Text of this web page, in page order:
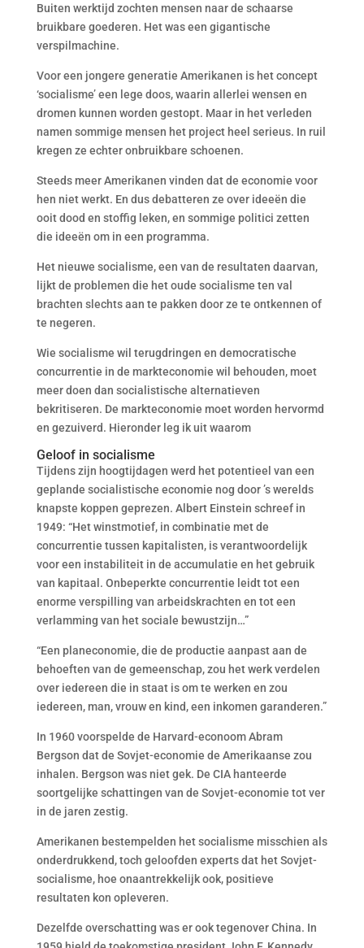
Buiten werktijd zochten mensen naar de schaarse
bruikbare goederen. Het was een gigantische
verspilmachine.
Voor een jongere generatie Amerikanen is het concept
‘socialisme’ een lege doos, waarin allerlei wensen en
dromen kunnen worden gestopt. Maar in het verleden
namen sommige mensen het project heel serieus. In ruil
kregen ze echter onbruikbare schoenen.
Steeds meer Amerikanen vinden dat de economie voor
hen niet werkt. En dus debatteren ze over ideeën die
ooit dood en stoffig leken, en sommige politici zetten
die ideeën om in een programma.
Het nieuwe socialisme, een van de resultaten daarvan,
lijkt de problemen die het oude socialisme ten val
brachten slechts aan te pakken door ze te ontkennen of
te negeren.
Wie socialisme wil terugdringen en democratische
concurrentie in de markteconomie wil behouden, moet
meer doen dan socialistische alternatieven
bekritiseren. De markteconomie moet worden hervormd
en gezuiverd. Hieronder leg ik uit waarom
Geloof in socialisme
Tijdens zijn hoogtijdagen werd het potentieel van een
geplande socialistische economie nog door ’s werelds
knapste koppen geprezen. Albert Einstein schreef in
1949: “Het winstmotief, in combinatie met de
concurrentie tussen kapitalisten, is verantwoordelijk
voor een instabiliteit in de accumulatie en het gebruik
van kapitaal. Onbeperkte concurrentie leidt tot een
enorme verspilling van arbeidskrachten en tot een
verlamming van het sociale bewustzijn…”
“Een planeconomie, die de productie aanpast aan de
behoeften van de gemeenschap, zou het werk verdelen
over iedereen die in staat is om te werken en zou
iedereen, man, vrouw en kind, een inkomen garanderen.”
In 1960 voorspelde de Harvard-econoom Abram
Bergson dat de Sovjet-economie de Amerikaanse zou
inhalen. Bergson was niet gek. De CIA hanteerde
soortgelijke schattingen van de Sovjet-economie tot ver
in de jaren zestig.
Amerikanen bestempelden het socialisme misschien als
onderdrukkend, toch geloofden experts dat het Sovjet-
socialisme, hoe onaantrekkelijk ook, positieve
resultaten kon opleveren.
Dezelfde overschatting was er ook tegenover China. In